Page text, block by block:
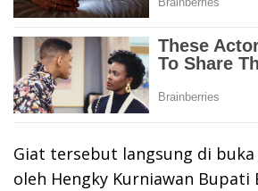
Giat tersebut langsung di
oleh Hengky Kurniawan Bupati